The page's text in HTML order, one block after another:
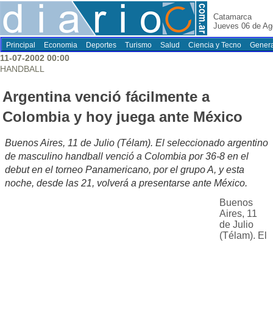
Catamarca
Jueves 06 de
Principal Economia Deportes Turismo Salud Ciencia y Tecno
11-07-2002 00:00
HANDBALL
Argentina venció fácilmente a
Colombia y hoy juega ante México
Buenos Aires, 11 de Julio (Télam). El seleccionado argentino
de masculino handball venció a Colombia por 36-8 en el
debut en el torneo Panamericano, por el grupo A, y esta
noche, desde las 21, volverá a presentarse ante México.
Buenos
Aires, 11
de Julio
(Télam). El